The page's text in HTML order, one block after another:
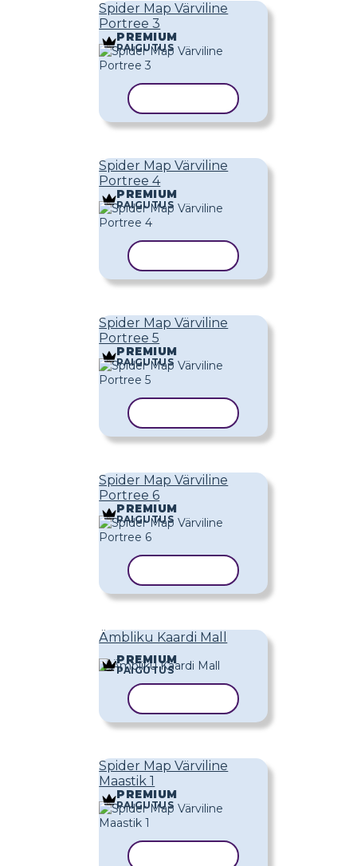
Spider Map Värviline
Portree 3
PREMIUM
PAIGUTUS
Spider Map Värviline
Portree 4
PREMIUM
PAIGUTUS
Spider Map Värviline
Portree 5
PREMIUM
PAIGUTUS
Spider Map Värviline
Portree 6
PREMIUM
PAIGUTUS
Ämbliku Kaardi Mall
PREMIUM
PAIGUTUS
Spider Map Värviline
Maastik 1
PREMIUM
PAIGUTUS